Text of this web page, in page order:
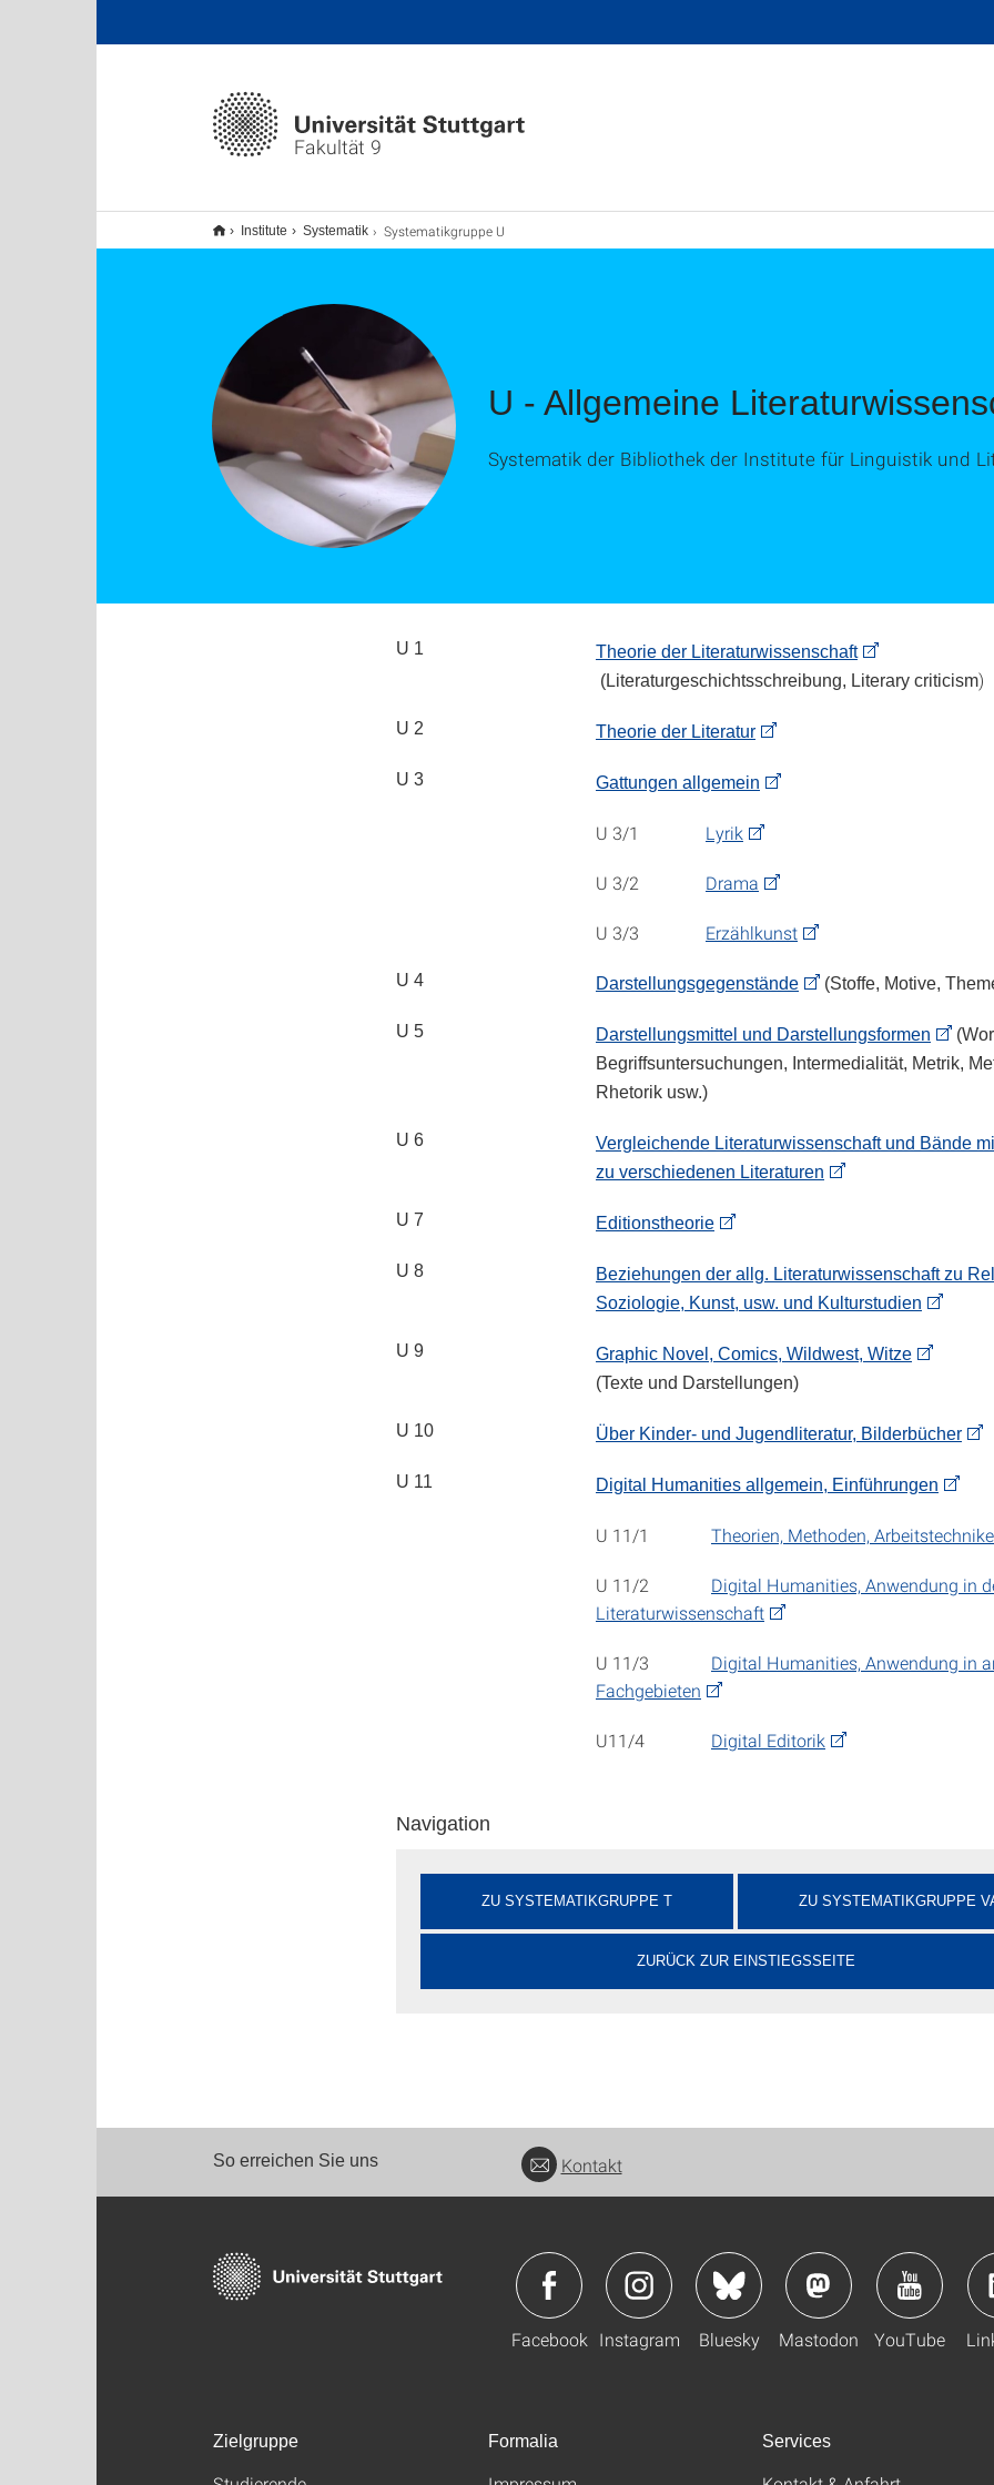
Fakultät 9
Institute Systematik Systematikgruppe U
U - Allgemeine
Systematik der Bibliothek der Institute für Linguistik und
U 1
Theorie der Literaturwissenschaft
(Literaturgeschichtsschreibung, Literary criticism)
U 2 Theorie der Literatur
U 3 Gattungen allgemein
U 3/1 Lyrik
U 3/2 Drama
U 3/3 Erzählkunst
U 4 Darstellungsgegenstände (Stoffe, Motive,
U 5 Darstellungsmittel und Darstellungsformen
Begriffsuntersuchungen, Intermedialität, Metrik,
Rhetorik usw.)
U 6
Vergleichende Literaturwissenschaft und Bände
zu verschiedenen Literaturen
U 7 Editionstheorie
U 8
Beziehungen der allg. Literaturwissenschaft zu
Soziologie, Kunst, usw. und Kulturstudien
U 9
Graphic Novel, Comics, Wildwest, Witze
(Texte und Darstellungen)
U 10 Über Kinder- und Jugendliteratur, Bilderbücher
U 11 Digital Humanities allgemein, Einführungen
U 11/1 Theorien, Methoden,
U 11/2 Digital Humanities, Anwendung in
Literaturwissenschaft
U 11/3 Digital Humanities, Anwendung in
Fachgebieten
U11/4 Digital Editorik
Navigation
ZU SYSTEMATIKGRUPPE T ZU SYSTEMATIKGRUPPE
ZURÜCK ZUR EINSTIEGSSEITE
So erreichen Sie uns Kontakt
Facebook Instagram Bluesky Mastodon YouTube
Zielgruppe Formalia Services